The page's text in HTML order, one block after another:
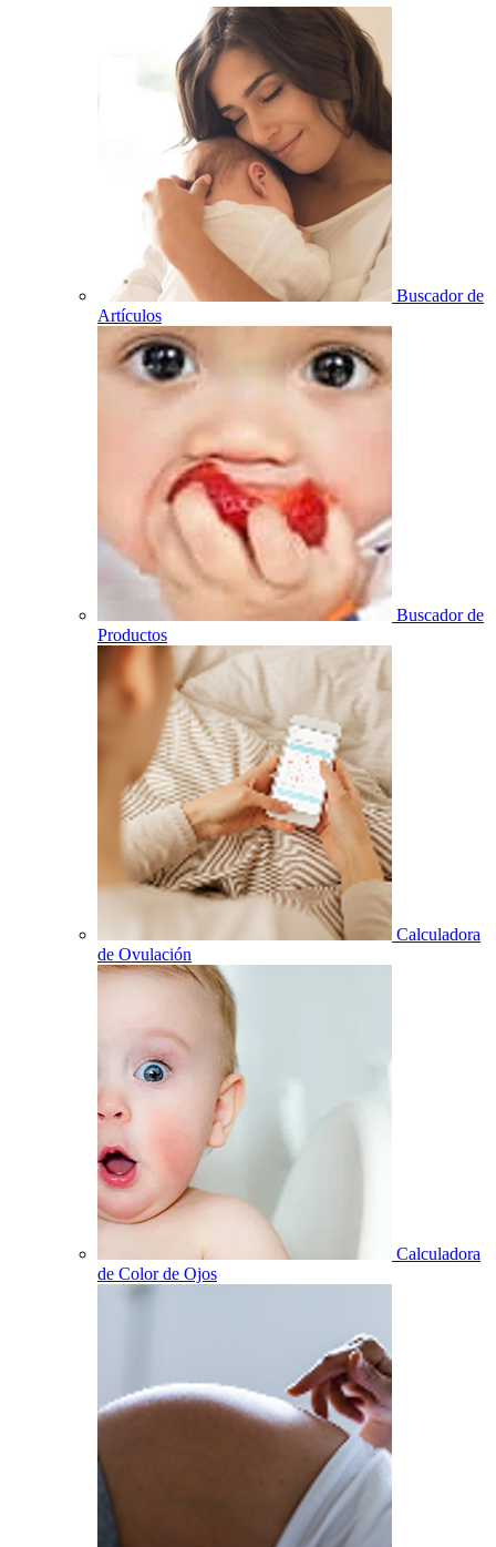
Buscador de
Artículos
Buscador de
Productos
Calculadora
de Ovulación
Calculadora
de Color de Ojos